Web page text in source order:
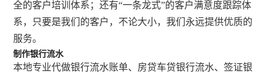
全的客户培训体系；还有“一条龙式”的客户满意度跟踪体
系，只要是我们的客户，不论大小，我们永远提供优质的
服务。
制作银行流水
本地专业代做银行流水账单、房贷车贷银行流水、签证银